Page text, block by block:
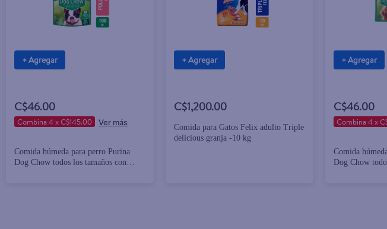
+ Agregar
C$46.00
Combina 4 x C$145.00
Comida húmeda para perro Purina
Dog Chow todos los tamaños con
+ Agregar
C$1,200.00
Comida para Gatos Felix adulto Triple
delicious granja -10 kg
+ Agregar
C$46.00
Combina 4 x
Comida
Dog Chow